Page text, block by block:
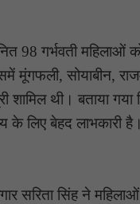
98 गर्भवती महिलाओं
मूंगफली, सोयाबीन,
शामिल थी। बताया गया
के लिए बेहद लाभकारी है।
सरिता सिंह ने